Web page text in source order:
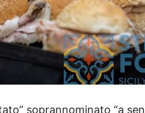
soprannominato “a